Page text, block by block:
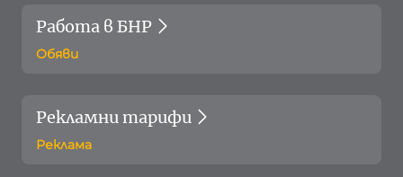
Работа в БНР
Обяви
Рекламни тарифи
Реклама